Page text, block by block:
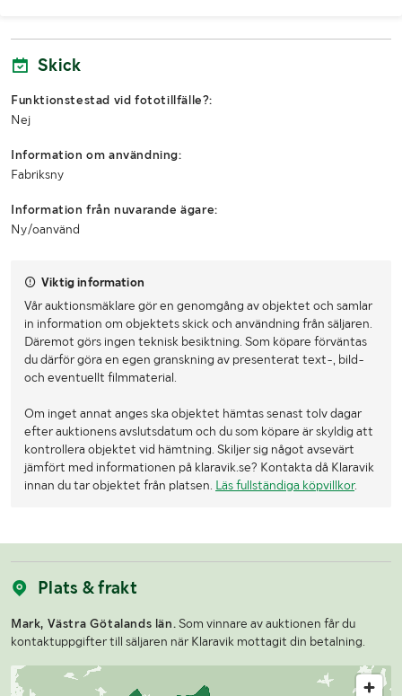
Skick
Funktionstestad vid fototillfälle?:
Nej
Information om användning:
Fabriksny
Information från nuvarande ägare:
Ny/oanvänd
Viktig information
Vår auktionsmäklare gör en genomgång av objektet och samlar
in information om objektets skick och användning från säljaren.
Däremot görs ingen teknisk besiktning. Som köpare förväntas
du därför göra en egen granskning av presenterat text-, bild-
och eventuellt filmmaterial.
Om inget annat anges ska objektet hämtas senast tolv dagar
efter auktionens avslutsdatum och du som köpare är skyldig att
kontrollera objektet vid hämtning. Skiljer sig något avsevärt
jämfört med informationen på klaravik.se? Kontakta då Klaravik
innan du tar objektet från platsen. Läs fullständiga köpvillkor.
Plats & frakt
Mark, Västra Götalands län. Som vinnare av auktionen får du
kontaktuppgifter till säljaren när Klaravik mottagit din betalning.